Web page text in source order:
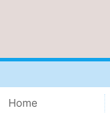
Home